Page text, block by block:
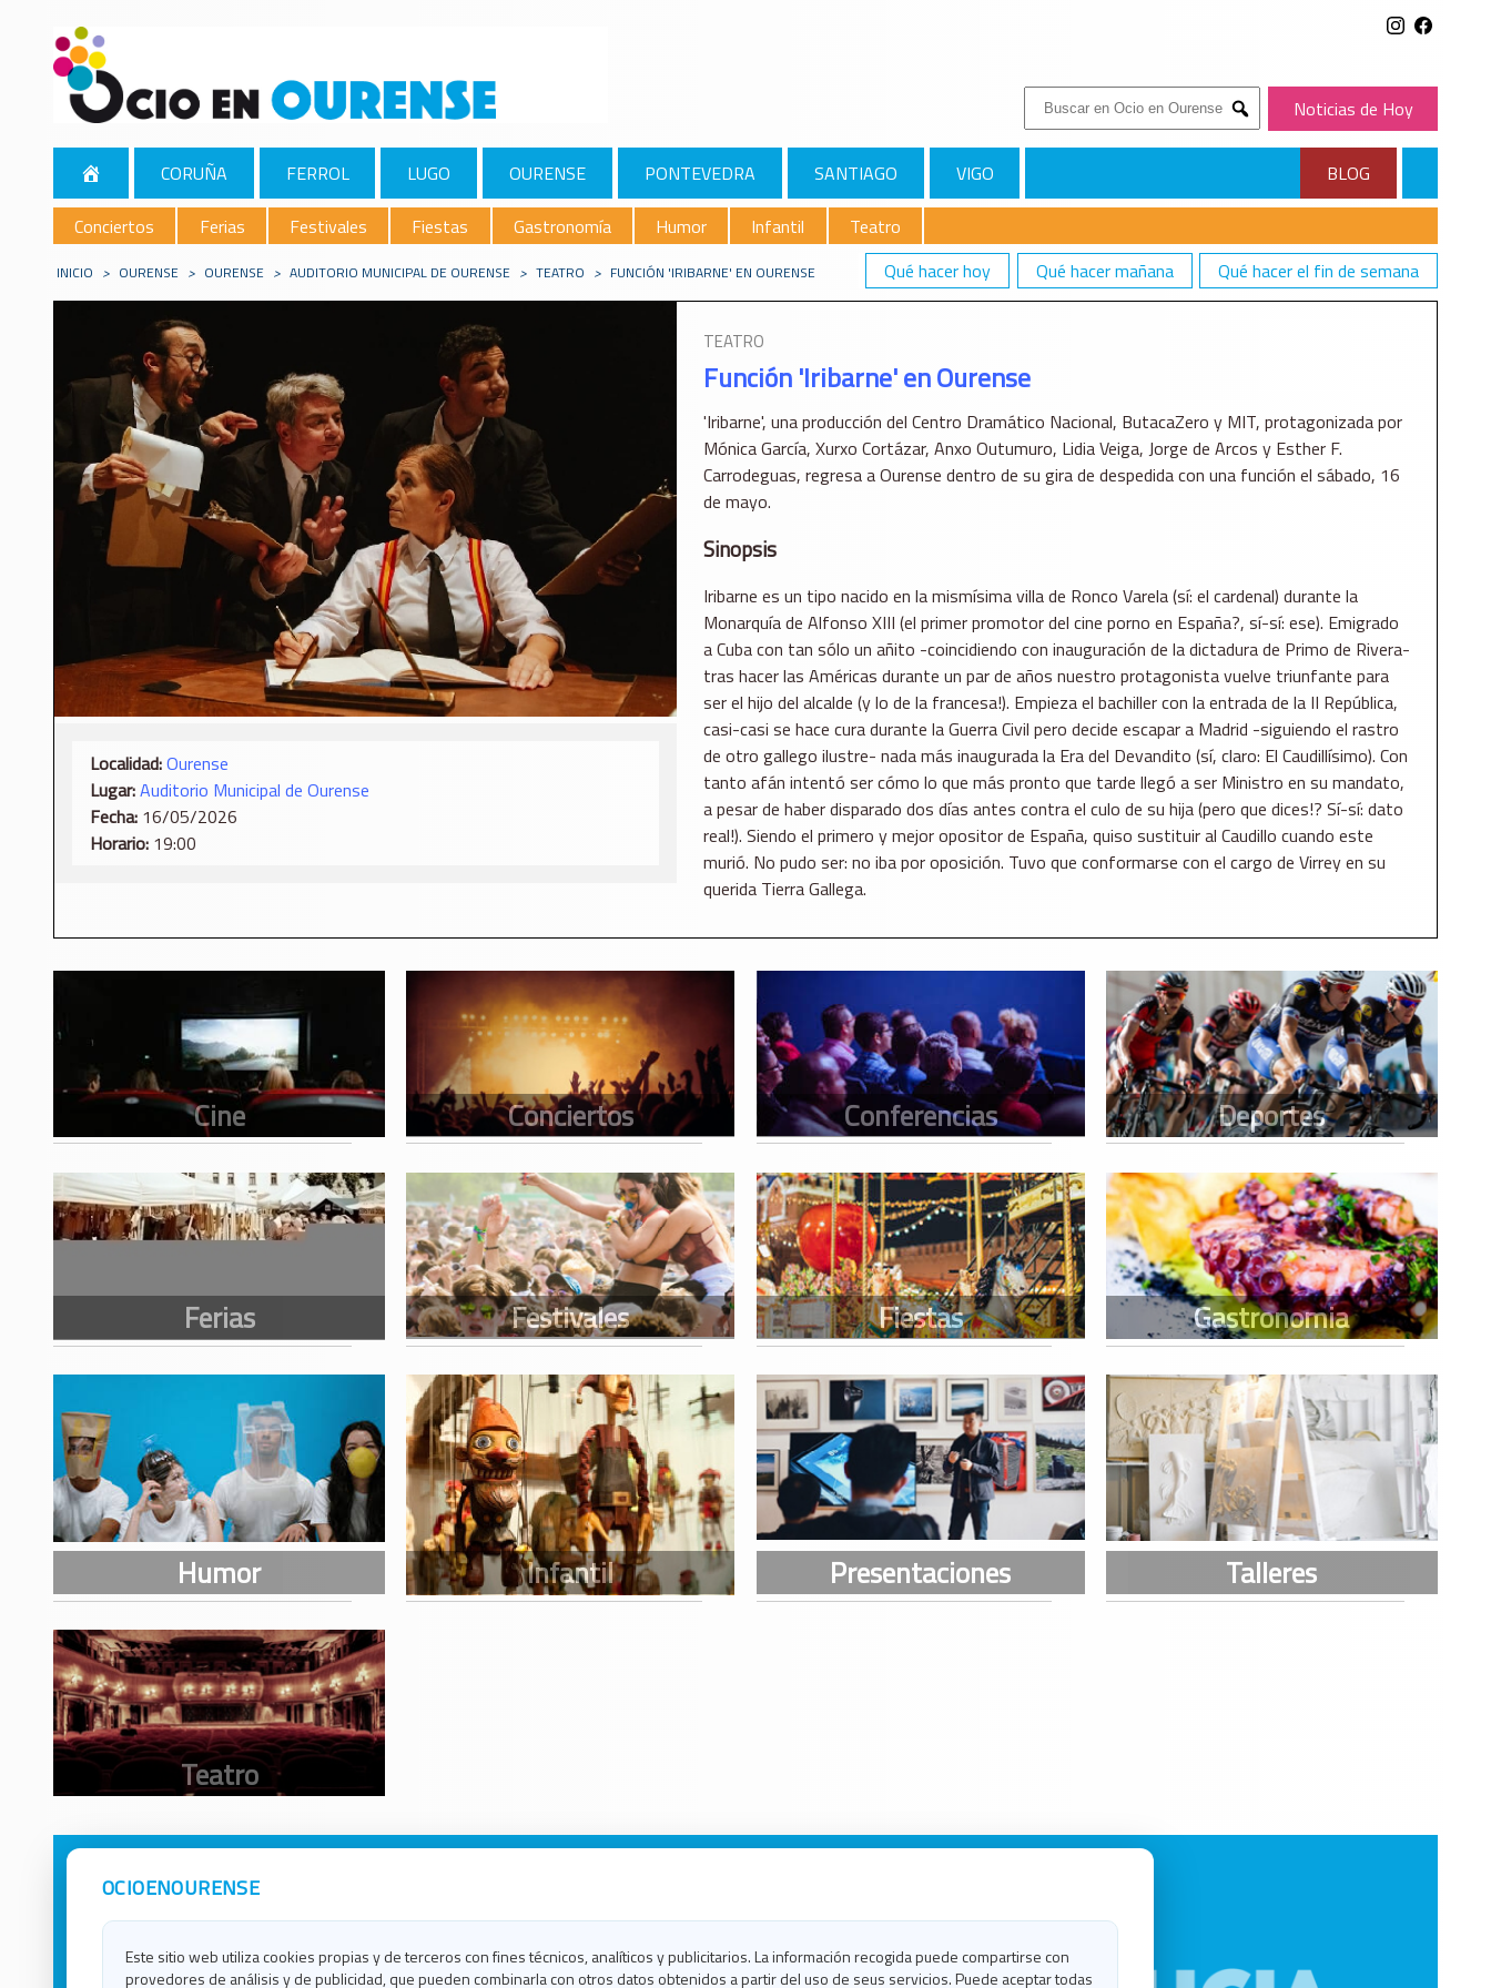
Buscar:
Submit
Noticias de Hoy
CORUÑA FERROL LUGO OURENSE PONTEVEDRA SANTIAGO VIGO
BLOG
Conciertos
Ferias Festivales Fiestas Gastronomía Humor Infantil
Teatro
Qué hacer hoy
Qué hacer mañana Qué hacer el fin de semana
INICIO > OURENSE > OURENSE > AUDITORIO MUNICIPAL DE OURENSE > TEATRO > FUNCIÓN 'IRIBARNE' EN OURENSE
Localidad:Ourense
Lugar:Auditorio Municipal de Ourense
Fecha: 16/05/2026
Horario: 19:00
TEATRO
Función 'Iribarne' en Ourense
'Iribarne', una producción del Centro Dramático Nacional, ButacaZero y MIT, protagonizada por
Mónica García, Xurxo Cortázar, Anxo Outumuro, Lidia Veiga, Jorge de Arcos y Esther F.
Carrodeguas, regresa a Ourense dentro de su gira de despedida con una función el sábado, 16
de mayo.
Sinopsis
Iribarne es un tipo nacido en la mismísima villa de Ronco Varela (sí: el cardenal) durante la
Monarquía de Alfonso XIII (el primer promotor del cine porno en España?, sí-sí: ese). Emigrado
a Cuba con tan sólo un añito -coincidiendo con inauguración de la dictadura de Primo de Rivera-
tras hacer las Américas durante un par de años nuestro protagonista vuelve triunfante para
ser el hijo del alcalde (y lo de la francesa!). Empieza el bachiller con la entrada de la II República,
casi-casi se hace cura durante la Guerra Civil pero decide escapar a Madrid -siguiendo el rastro
de otro gallego ilustre- nada más inaugurada la Era del Devandito (sí, claro: El Caudillísimo). Con
tanto afán intentó ser cómo lo que más pronto que tarde llegó a ser Ministro en su mandato,
a pesar de haber disparado dos días antes contra el culo de su hija (pero que dices!? Sí-sí: dato
real!). Siendo el primero y mejor opositor de España, quiso sustituir al Caudillo cuando este
murió. No pudo ser: no iba por oposición. Tuvo que conformarse con el cargo de Virrey en su
querida Tierra Gallega.
OCIOENOURENSE
Este sitio web utiliza cookies propias y de terceros con fines técnicos, analíticos y publicitarios. La información recogida puede compartirse con
provedores de análisis y de publicidad, que pueden combinarla con otros datos obtenidos a partir del uso de seus servicios. Puede aceptar todas
Avisos Legales
Política de Cookies
Ocio en Lugo